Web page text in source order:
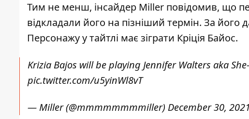
Тим не менш, інсайдер Miller повідомив, що
відкладали його на пізніший термін. За його
Персонажу у тайтлі має зіграти Кріція Байос.
Krizia Bajos will be playing Jennifer Walters aka
pic.twitter.com/u5yinWl8vT
— Miller (@mmmmmmmmiller) December 30, 2021